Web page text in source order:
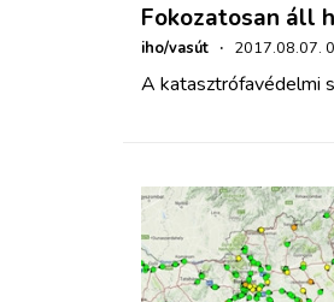
Fokozatosan áll
iho/vasút · 2017.08.07.
A katasztrófavédelmi